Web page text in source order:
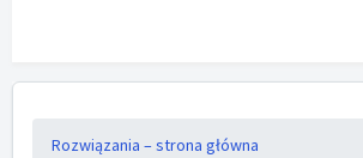
Rozwiązania – strona główna